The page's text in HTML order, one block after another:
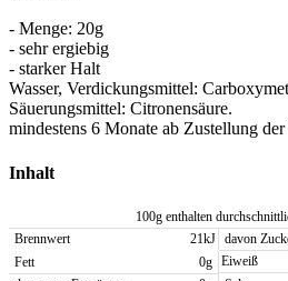
- Menge: 20g
- sehr ergiebig
- starker Halt
Wasser, Verdickungsmittel:
Säuerungsmittel: Citronensäure.
mindestens 6 Monate ab Zustellung der
Inhalt
100g enthalten
Brennwert
21kJ davon
Fett
0g Eiweiß